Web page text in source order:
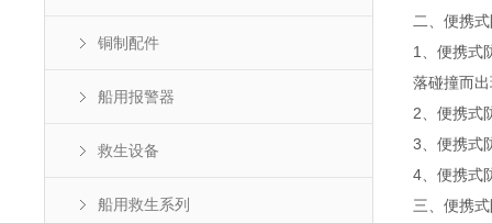
铜制配件
船用报警器
救生设备
船用救生系列
二、便携
1、便携式
落碰撞而
2、便携式
3、便携式
4、便携式
三、便携